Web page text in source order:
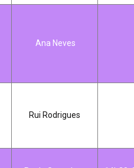
Ana Neves
Rui Rodrigues